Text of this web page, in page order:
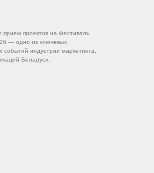
прием проектов на Фестиваль
— одно из ключевых
событий индустрии маркетинга,
Беларуси.